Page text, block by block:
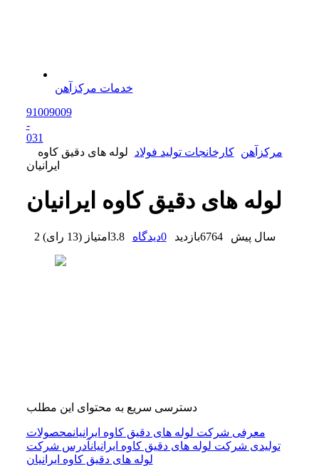
خدمات مرکزآهن
91009009
-
031
مرکزآهن
کارخانجات تولید فولاد
لوله های دقیق کاوه
ایرانیان
لوله های دقیق کاوه ایرانیان
2 سال پیش 6764بازدید 0دیدگاه 3.8 امتیاز (13 رای )
دسترسی سریع به محتوای این مطلب
معرفی شرکت لوله های دقیق کاوه ایرانیانمحصولات
تولیدی شرکت لوله های دقیق کاوه ایرانیانآدرس شرکت
لوله های دقیق کاوه ایرانیان